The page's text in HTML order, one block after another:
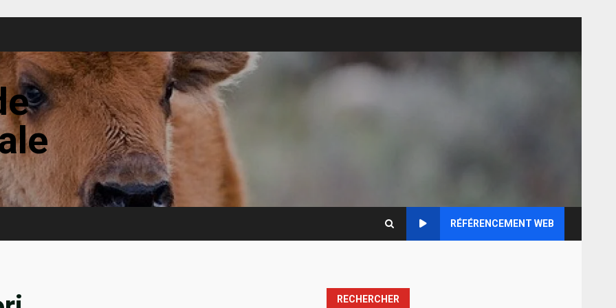
RÉFÉRENCEMENT WEB
RECHERCHER